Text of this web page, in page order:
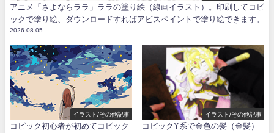
アニメ「さよならララ」ララの塗り絵（線画イラスト）。印刷してコピ
ックで塗り絵、ダウンロードすればアビスペイントで塗り絵できます。
2026.08.05
イラスト/その他記事
コピック初心者が初めてコピック
イラスト/その他記事
コピックY系で金色の髪（金髪）